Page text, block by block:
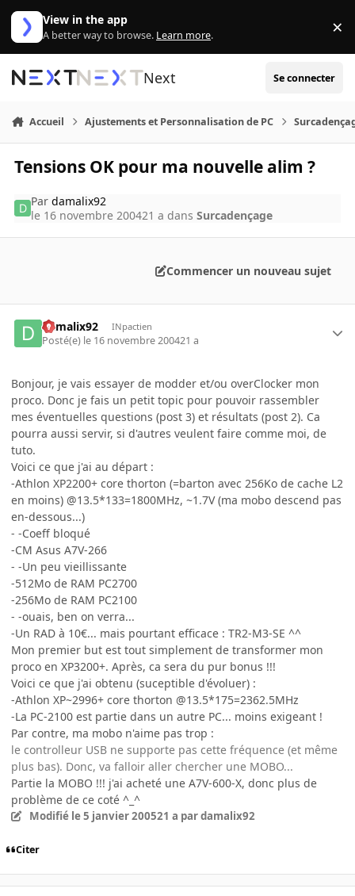
Aller au contenu
View in the app
A better way to browse. Learn more. ×
Next Se connecter
Accueil Ajustements et Personnalisation de PC
Tensions OK pour ma nouvelle alim ?
Pardamalix92
le 16 novembre 200421 a dansSurcadençage
Commencer un nouveau sujet
damalix92 INpactien
Posté(e) le 16 novembre 200421 a
Bonjour, je vais essayer de modder et/ou overClocker mon
proco. Donc je fais un petit topic pour pouvoir rassembler
mes éventuelles questions (post 3) et résultats (post 2). Ca
pourra aussi servir, si d'autres veulent faire comme moi, de
tuto.
Voici ce que j'ai au départ :
-Athlon XP2200+ core thorton (=barton avec 256Ko de cache L2
en moins) @13.5*133=1800MHz, ~1.7V (ma mobo descend pas
en-dessous...)
- -Coeff bloqué
-CM Asus A7V-266
- -Un peu vieillissante
-512Mo de RAM PC2700
-256Mo de RAM PC2100
- -ouais, ben on verra...
-Un RAD à 10€... mais pourtant efficace : TR2-M3-SE ^^
Mon premier but est tout simplement de transformer mon
proco en XP3200+. Après, ca sera du pur bonus !!!
Voici ce que j'ai obtenu (suceptible d'évoluer) :
-Athlon XP~2996+ core thorton @13.5*175=2362.5MHz
-La PC-2100 est partie dans un autre PC... moins exigeant !
Par contre, ma mobo n'aime pas trop :
le controlleur USB ne supporte pas cette fréquence (et même
plus bas). Donc, va falloir aller chercher une MOBO...
Partie la MOBO !!! j'ai acheté une A7V-600-X, donc plus de
problème de ce coté ^_^
Modifié le 5 janvier 200521 a par damalix92
Citer